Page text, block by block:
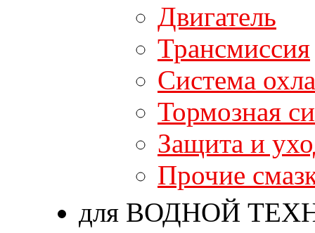
Двигатель
Трансмиссия
Система
Тормозная
Защита и
Прочие
для ВОДНОЙ